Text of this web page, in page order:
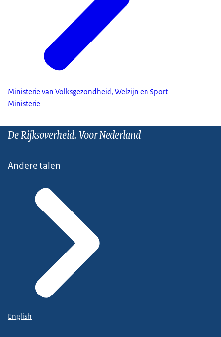
Ministerie van Volksgezondheid, Welzijn en Sport
Ministerie
De Rijksoverheid. Voor Nederland
Andere talen
English